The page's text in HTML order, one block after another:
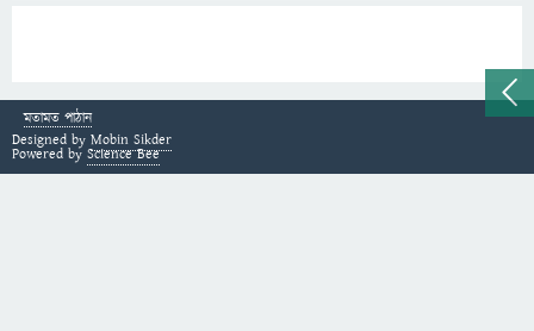
মতামত পাঠান
Designed by Mobin Sikder
Powered by Science Bee